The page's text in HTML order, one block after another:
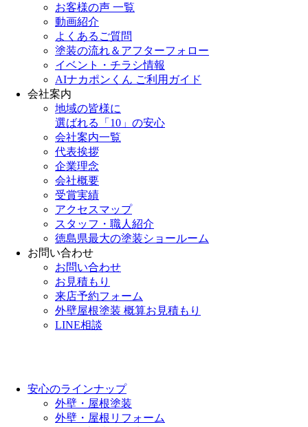
お客様の声 一覧
動画紹介
よくあるご質問
塗装の流れ＆アフターフォロー
イベント・チラシ情報
AIナカポンくん ご利用ガイド
会社案内
地域の皆様に
選ばれる「10」の安心
会社案内一覧
代表挨拶
企業理念
会社概要
受賞実績
アクセスマップ
スタッフ・職人紹介
徳島県最大の塗装ショールーム
お問い合わせ
お問い合わせ
お見積もり
来店予約フォーム
外壁屋根塗装 概算お見積もり
LINE相談
安心のラインナップ
外壁・屋根塗装
外壁・屋根リフォーム